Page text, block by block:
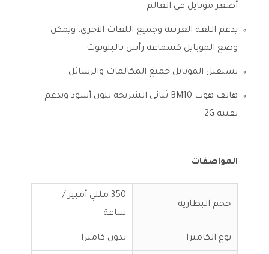
أصغر موبايل في العالم
يدعم اللغة العربية وجميع اللغات الأخرى، ويمكن
وضع الموبايل كسماعة رأس بالبلوتوث
يستقبل الموبايل جميع المكالمات والرسائل
هاتف هوب BM10 ثنائي الشريحة بلون أسود ويدعم
تقنية 2G
المواصفات
حجم البطارية
350 مللي أمبير /
ساعة
نوع الكاميرا بدون كاميرا